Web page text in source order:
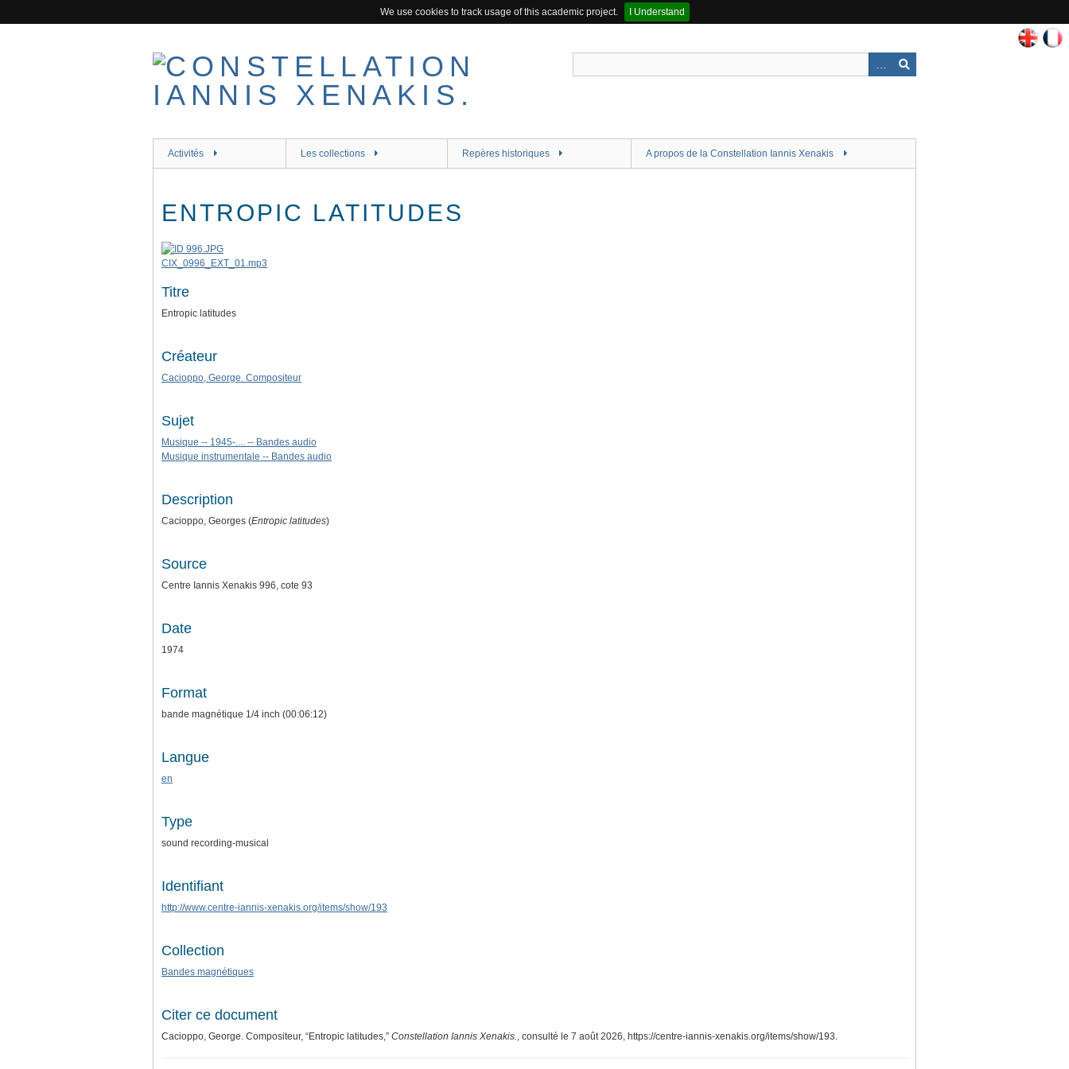
We use cookies to track usage of this academic project.
I Understand
Activités Les collections Repères historiques A propos de la Constellation Iannis Xenakis
ENTROPIC LATITUDES
CIX_0996_EXT_01.mp3
Titre
Entropic latitudes
Créateur
Cacioppo, George. Compositeur
Sujet
Musique -- 1945-.... -- Bandes audio
Musique instrumentale -- Bandes audio
Description
Cacioppo, Georges (Entropic latitudes)
Source
Centre Iannis Xenakis 996, cote 93
Date
1974
Format
bande magnétique 1/4 inch (00:06:12)
Langue
en
Type
sound recording-musical
Identifiant
http://www.centre-iannis-xenakis.org/items/show/193
Collection
Bandes magnétiques
Citer ce document
Cacioppo, George. Compositeur, “Entropic latitudes,” Constellation Iannis Xenakis., consulté le 7 août 2026, https://centre-iannis-xenakis.org/items/show/193.